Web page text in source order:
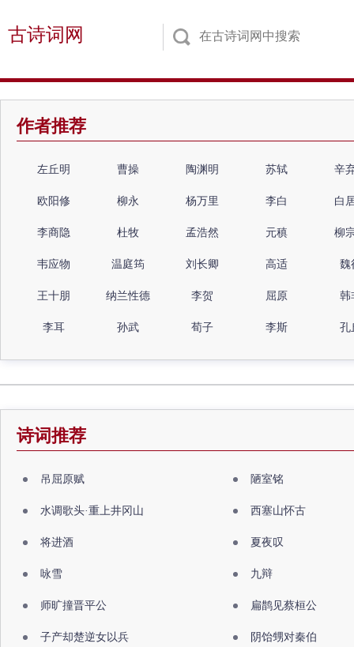
古诗词网
作者推荐
左丘明 曹操 陶渊明 苏轼 辛
欧阳修 柳永 杨万里 李白 白
李商隐 杜牧 孟浩然 元稹 柳
韦应物 温庭筠 刘长卿 高适 魏
王十朋 纳兰性德 李贺 屈原 韩
李耳 孙武 荀子 李斯 孔
诗词推荐
吊屈原赋 陋室铭
水调歌头·重上井冈山 西塞山怀古
将进酒 夏夜叹
咏雪 九辩
师旷撞晋平公 扁鹊见蔡桓公
子产却楚逆女以兵 阴饴甥对秦伯